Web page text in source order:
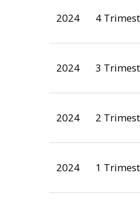
2024 4
2024 3
2024 2
2024 1